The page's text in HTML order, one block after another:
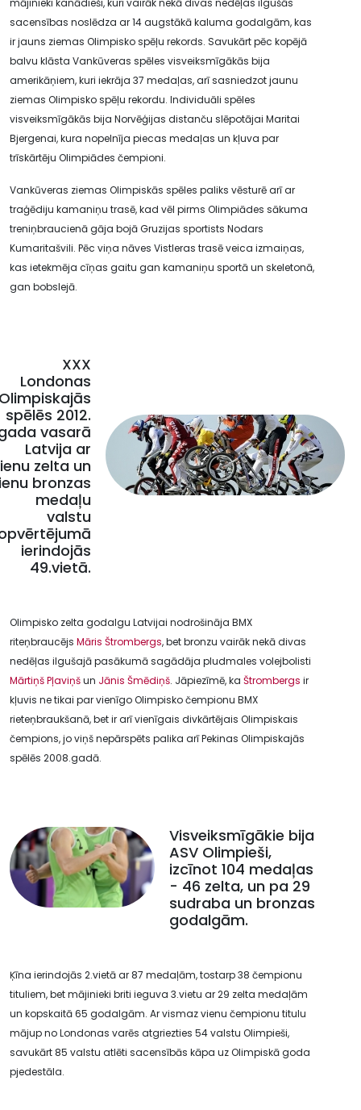
mājinieki kanādieši, kuri vairāk nekā divas nedēļas ilgušās
sacensības noslēdza ar 14 augstākā kaluma godalgām, kas
ir jauns ziemas Olimpisko spēļu rekords. Savukārt pēc kopējā
balvu klāsta Vankūveras spēles visveiksmīgākās bija
amerikāņiem, kuri iekrāja 37 medaļas, arī sasniedzot jaunu
ziemas Olimpisko spēļu rekordu. Individuāli spēles
visveiksmīgākās bija Norvēģijas distanču slēpotājai Maritai
Bjergenai, kura nopelnīja piecas medaļas un kļuva par
trīskārtēju Olimpiādes čempioni.
Vankūveras ziemas Olimpiskās spēles paliks vēsturē arī ar
traģēdiju kamaniņu trasē, kad vēl pirms Olimpiādes sākuma
treniņbraucienā gāja bojā Gruzijas sportists Nodars
Kumaritašvili. Pēc viņa nāves Vistleras trasē veica izmaiņas,
kas ietekmēja cīņas gaitu gan kamaniņu sportā un skeletonā,
gan bobslejā.
XXX
Londonas
spēlēs 2012.
vasarā
Latvija ar
zelta un
bronzas
medaļu
valstu
ierindojās
49.vietā.
Olimpisko zelta godalgu Latvijai nodrošināja BMX
riteņbraucējs Māris Štrombergs, bet bronzu vairāk nekā divas
nedēļas ilgušajā pasākumā sagādāja pludmales volejbolisti
Mārtiņš Pļaviņšun Jānis Šmēdiņš. Jāpiezīmē, ka Štrombergs ir
kļuvis ne tikai par vienīgo Olimpisko čempionu BMX
rieteņbraukšanā, bet ir arī vienīgais divkārtējais Olimpiskais
čempions, jo viņš nepārspēts palika arī Pekinas Olimpiskajās
spēlēs 2008.gadā.
Visveiksmīgākie bija
ASV Olimpieši,
izcīnot 104 medaļas
- 46 zelta, un pa 29
sudraba un bronzas
godalgām.
Ķīna ierindojās 2.vietā ar 87 medaļām, tostarp 38 čempionu
tituliem, bet mājinieki briti ieguva 3.vietu ar 29 zelta medaļām
un kopskaitā 65 godalgām. Ar vismaz vienu čempionu titulu
mājup no Londonas varēs atgriezties 54 valstu Olimpieši,
savukārt 85 valstu atlēti sacensībās kāpa uz Olimpiskā goda
pjedestāla.